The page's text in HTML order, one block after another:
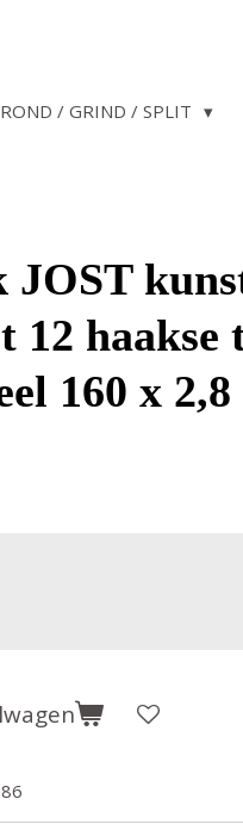
/ GRIND / SPLIT
JOST
12 haakse
160 x 2,8